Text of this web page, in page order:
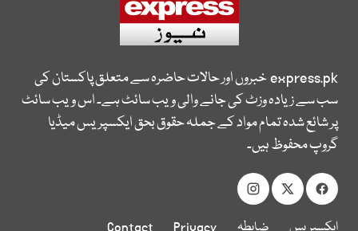
express.pkخبروں اور حالات حاضرہ سے متعلق پاکستان کی
سب سے زیادہ وزٹ کی جانے والی ویب سائٹ ہے۔ اس ویب سائٹ
پر شائع شدہ تمام مواد کے جملہ حقوق بحق ایکسپریس میڈیا
گروپ محفوظ ہیں۔